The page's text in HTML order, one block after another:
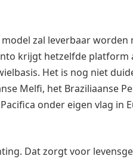
zal leverbaar worden
krijgt hetzelfde platform
Het is nog niet
Melfi, het Braziliaanse
onder eigen vlag in
Dat zorgt voor